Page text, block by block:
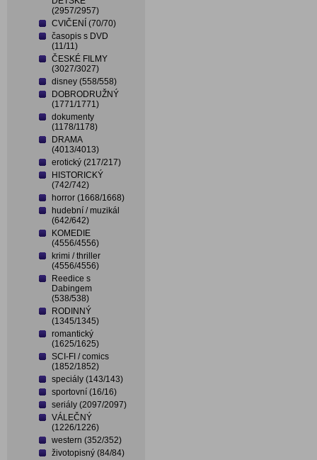
(2957/2957)
CVIČENÍ (70/70)
časopis s DVD
(11/11)
ČESKÉ FILMY
(3027/3027)
disney (558/558)
DOBRODRUŽNÝ
(1771/1771)
dokumenty
(1178/1178)
DRAMA
(4013/4013)
erotický (217/217)
HISTORICKÝ
(742/742)
horror (1668/1668)
hudební / muzikál
(642/642)
KOMEDIE
(4556/4556)
krimi / thriller
(4556/4556)
Reedice s
Dabingem
(538/538)
RODINNÝ
(1345/1345)
romantický
(1625/1625)
SCI-FI / comics
(1852/1852)
speciály (143/143)
sportovní (16/16)
seriály (2097/2097)
VÁLEČNÝ
(1226/1226)
western (352/352)
životopisný (84/84)